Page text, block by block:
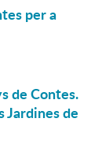
per a
de Contes.
Jardines de